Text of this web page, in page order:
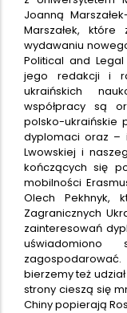
Joanną
Marszałek, które
wydawaniu
Political and
jego redakcji i
ukraińskich
współpracy są
polsko-ukraińskie
dyplomaci oraz –
Lwowskiej i
kończących się
mobilności
Olech Pekhnyk,
Zagranicznych
zainteresowań
bierzemy też
strony cieszą się
Chiny popierają